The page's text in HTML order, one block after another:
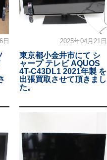
日 2025年04月21日
東京都小金井市にて シ
ャープ テレビ AQUOS
4T-C43DL1 2021年製 を
出張買取させて頂きまし
た。